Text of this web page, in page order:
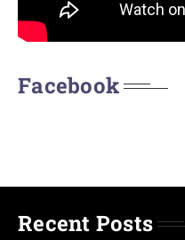
Facebook
Recent Posts